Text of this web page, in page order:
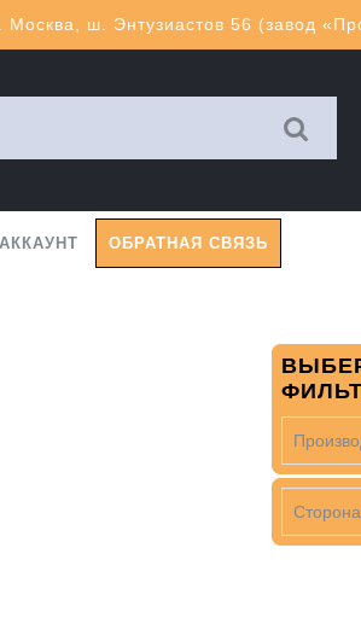
Москва, ш. Энтузиастов 56 (завод
ОБРАТНАЯ СВЯЗЬ